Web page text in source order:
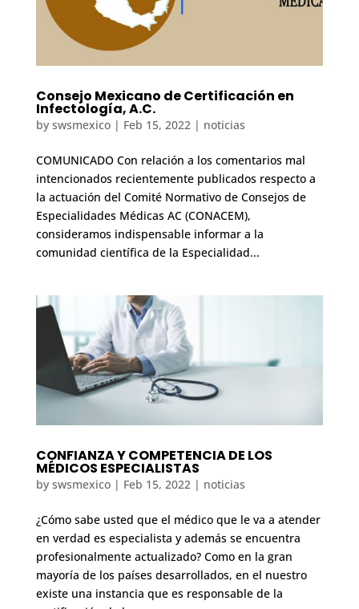
Consejo Mexicano de Certificación en
Infectología, A.C.
by swsmexico| Feb 15, 2022| noticias
COMUNICADO Con relación a los comentarios mal
intencionados recientemente publicados respecto a
la actuación del Comité Normativo de Consejos de
Especialidades Médicas AC (CONACEM),
consideramos indispensable informar a la
comunidad científica de la Especialidad...
CONFIANZA Y COMPETENCIA DE LOS
MÉDICOS ESPECIALISTAS
by swsmexico| Feb 15, 2022| noticias
¿Cómo sabe usted que el médico que le va a atender
en verdad es especialista y además se encuentra
profesionalmente actualizado? Como en la gran
mayoría de los países desarrollados, en el nuestro
existe una instancia que es responsable de la